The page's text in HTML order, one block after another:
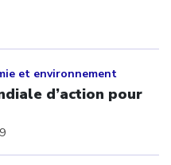
et environnement
d’action pour